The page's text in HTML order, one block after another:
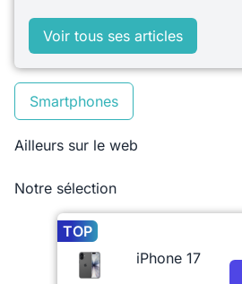
Voir tous ses articles
Smartphones
Ailleurs sur le web
Notre sélection
TOP
iPhone 17